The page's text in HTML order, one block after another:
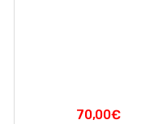
70,00€